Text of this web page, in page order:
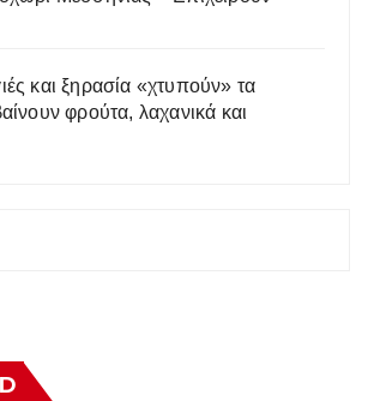
και ξηρασία «χτυπούν» τα
φρούτα, λαχανικά και